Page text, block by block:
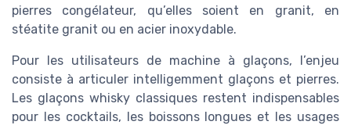
pierres congélateur, qu’elles soient en granit, en
stéatite granit ou en acier inoxydable.
Pour les utilisateurs de machine à glaçons, l’enjeu
consiste à articuler intelligemment glaçons et pierres.
Les glaçons whisky classiques restent indispensables
pour les cocktails, les boissons longues et les usages